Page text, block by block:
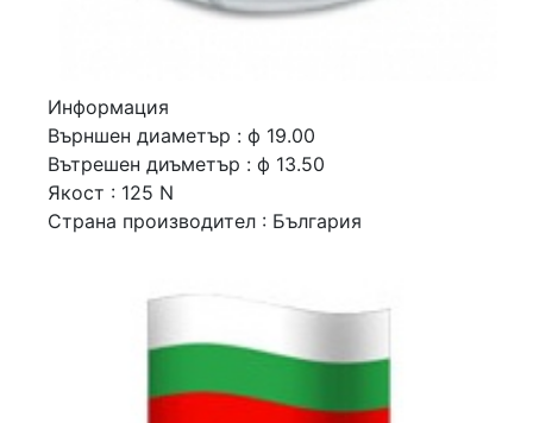
Информация
Върншен диаметър : ф 19.00
Вътрешен диъметър : ф 13.50
Якост : 125 N
Страна производител : България